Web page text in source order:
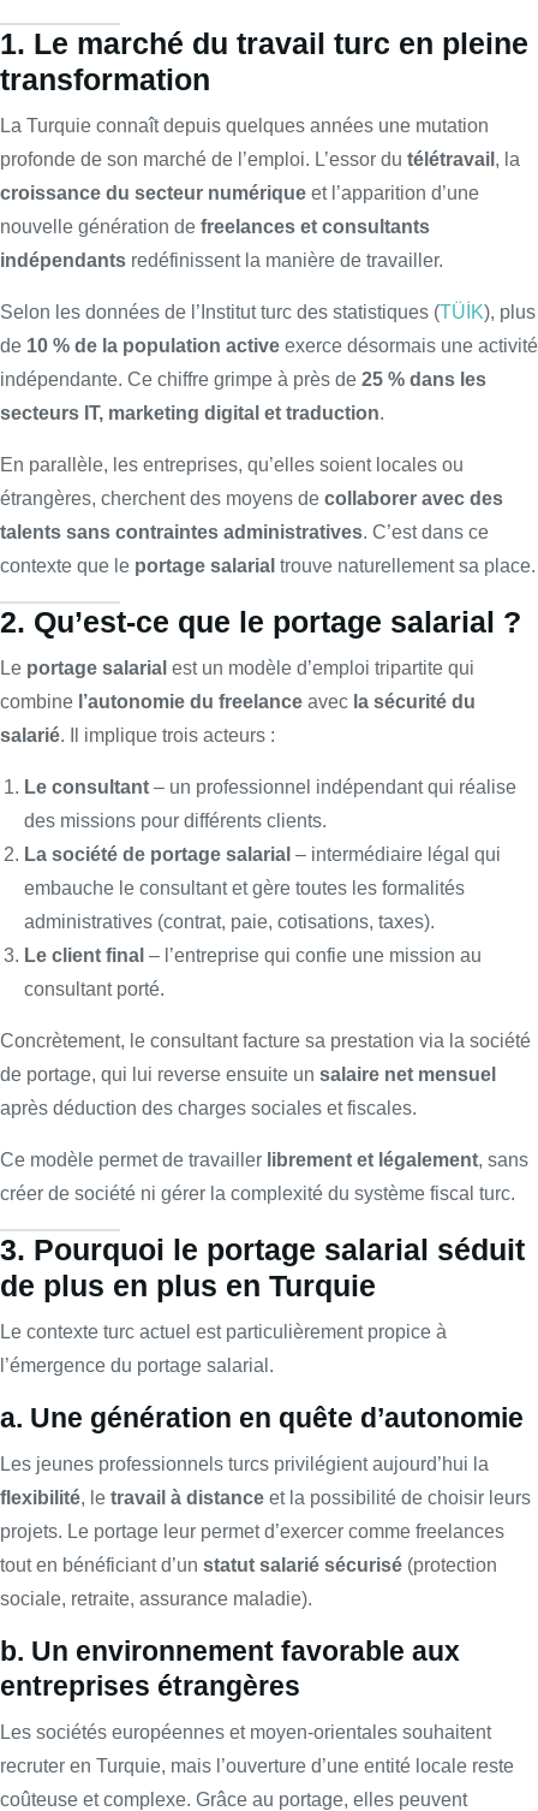
1. Le marché du travail turc en pleine
transformation
La Turquie connaît depuis quelques années une mutation
profonde de son marché de l’emploi. L’essor du télétravail , la
croissance du secteur numérique et l’apparition d’une
nouvelle génération de freelances et consultants
indépendants redéfinissent la manière de travailler.
Selon les données de l’Institut turc des statistiques (TÜİK), plus
de 10 % de la population active exerce désormais une activité
indépendante. Ce chiffre grimpe à près de 25 % dans les
secteurs IT, marketing digital et traduction.
En parallèle, les entreprises, qu’elles soient locales ou
étrangères, cherchent des moyens de collaborer avec des
talents sans contraintes administratives. C’est dans ce
contexte que le portage salarial trouve naturellement sa place.
2. Qu’est-ce que le portage salarial ?
Le portage salarial est un modèle d’emploi tripartite qui
combine l’autonomie du freelance avec la sécurité du
salarié. Il implique trois acteurs :
Le consultant – un professionnel indépendant qui réalise
des missions pour différents clients.
La société de portage salarial – intermédiaire légal qui
embauche le consultant et gère toutes les formalités
administratives (contrat, paie, cotisations, taxes).
Le client final – l’entreprise qui confie une mission au
consultant porté.
Concrètement, le consultant facture sa prestation via la société
de portage, qui lui reverse ensuite un salaire net mensuel
après déduction des charges sociales et fiscales.
Ce modèle permet de travailler librement et légalement, sans
créer de société ni gérer la complexité du système fiscal turc.
3. Pourquoi le portage salarial séduit
de plus en plus en Turquie
Le contexte turc actuel est particulièrement propice à
l’émergence du portage salarial.
a. Une génération en quête d’autonomie
Les jeunes professionnels turcs privilégient aujourd’hui la
flexibilité, le travail à distance et la possibilité de choisir leurs
projets. Le portage leur permet d’exercer comme freelances
tout en bénéficiant d’un statut salarié sécurisé (protection
sociale, retraite, assurance maladie).
b. Un environnement favorable aux
entreprises étrangères
Les sociétés européennes et moyen-orientales souhaitent
recruter en Turquie, mais l’ouverture d’une entité locale reste
coûteuse et complexe. Grâce au portage, elles peuvent